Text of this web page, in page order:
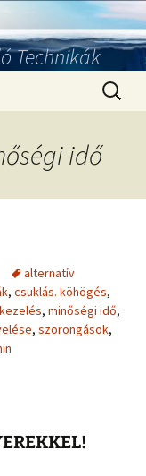
Technikák
idő
alternatív
, csuklás. köhögés,
kezelés, minőségi idő,
, szorongások,